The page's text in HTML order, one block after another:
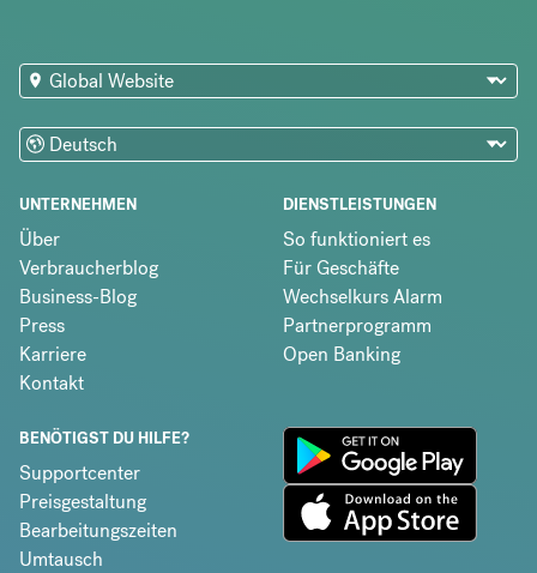
UNTERNEHMEN
Über
Verbraucherblog
Business-Blog
Press
Karriere
Kontakt
DIENSTLEISTUNGEN
So funktioniert es
Für Geschäfte
Wechselkurs Alarm
Partnerprogramm
Open Banking
BENÖTIGST DU HILFE?
Supportcenter
Preisgestaltung
Bearbeitungszeiten
Umtausch